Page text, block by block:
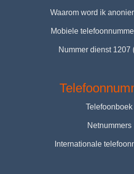
Waarom word ik
Mobiele
Nummer dienst
Telefoonboek
Netnummers
Internationale